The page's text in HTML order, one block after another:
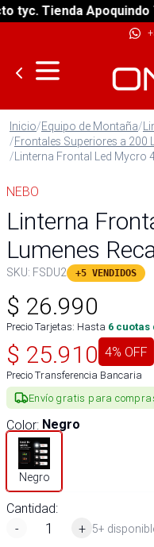
Tienda Apoquindo
Inicio/Equipo de Montaña/
/Frontales Superiores a 200
/Linterna Frontal Led Mycro
NEBO
Linterna
Lumenes
SKU: FSDU2 +5 VENDIDOS
$ 26.990
Precio Tarjetas: Hasta 6 cuotas
$ 25.910 4% OFF
Precio Transferencia Bancaria
Envío gratis para
Color: Negro
Negro
Cantidad:
-
+ 5+